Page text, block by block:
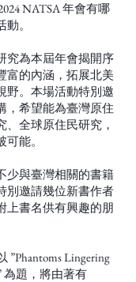
NATSA 年會有哪
。
究為本屆年會揭開序
富的內涵，拓展北美
野。本場活動特別邀
，希望能為臺灣原住
、全球原住民研究，
能。
少與臺灣相關的書籍
別邀請幾位新書作者
上書名供有興趣的朋
”Phantoms Lingering
為題，將由著有